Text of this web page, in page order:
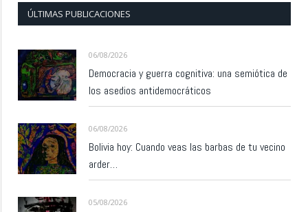
ÚLTIMAS PUBLICACIONES
06/08/2026
Democracia y guerra cognitiva: una semiótica de
los asedios antidemocráticos
06/08/2026
Bolivia hoy: Cuando veas las barbas de tu vecino
arder…
05/08/2026